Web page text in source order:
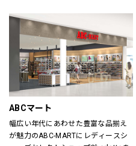
商品を揃えた大型総合スポーツ専門
スポーツナビゲーターを合言葉に、
すべてのスポーツを楽しむ方をサポ
ート！
スポーツに関する悩み事、困り事な
どぜひご相談下さい。
ご年配の方からお子様まで、安心し
プです。
ABCマート
幅広い年代にあわせた豊富な品揃え
が魅力のABC-MARTにレディースシ